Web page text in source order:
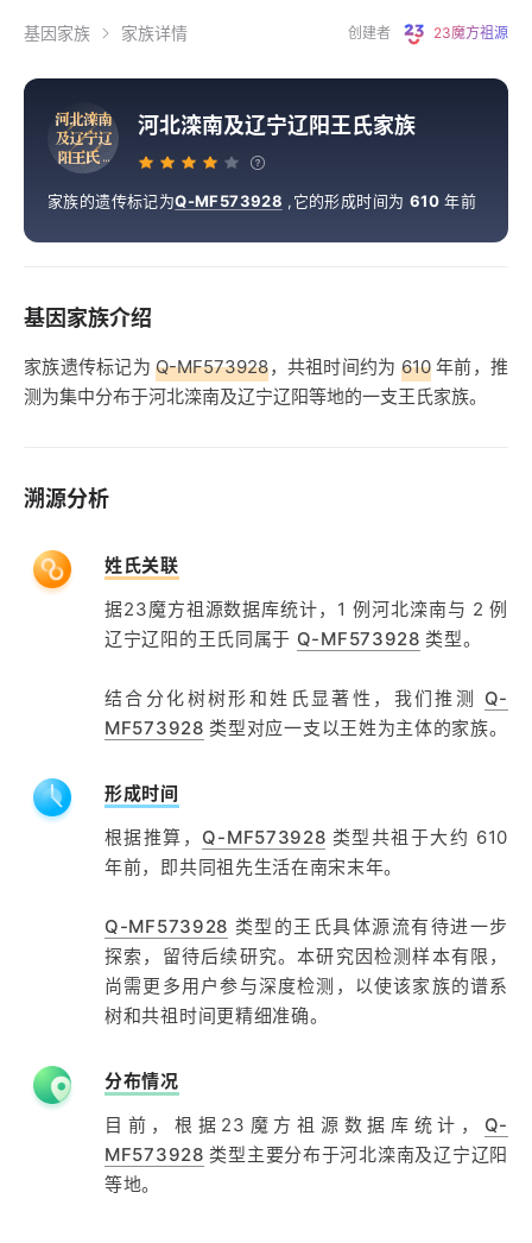
基因家族 家族详情 创建者 23魔方祖源
河北滦南
及辽宁辽
阳王氏...
河北滦南及辽宁辽阳王氏家族
家族的遗传标记为Q-MF573928 ,它的形成时间为 610 年前
基因家族介绍
家族遗传标记为Q-MF573928，共祖时间约为 610年前，推
测为集中分布于河北滦南及辽宁辽阳等地的一支王氏家族。
溯源分析
姓氏关联
据23魔方祖源数据库统计，1 例河北滦南与 2 例
辽宁辽阳的王氏同属于 Q-MF573928 类型。
结合分化树树形和姓氏显著性，我们推测 Q-
MF573928 类型对应一支以王姓为主体的家族。
形成时间
根据推算， Q-MF573928 类型共祖于大约 610
年前，即共同祖先生活在南宋末年。
Q-MF573928 类型的王氏具体源流有待进一步
探索，留待后续研究。本研究因检测样本有限，
尚需更多用户参与深度检测，以使该家族的谱系
树和共祖时间更精细准确。
分布情况
目前，根据23魔方祖源数据库统计， Q-
MF573928 类型主要分布于河北滦南及辽宁辽阳
等地。